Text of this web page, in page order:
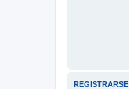
REGISTRARSE